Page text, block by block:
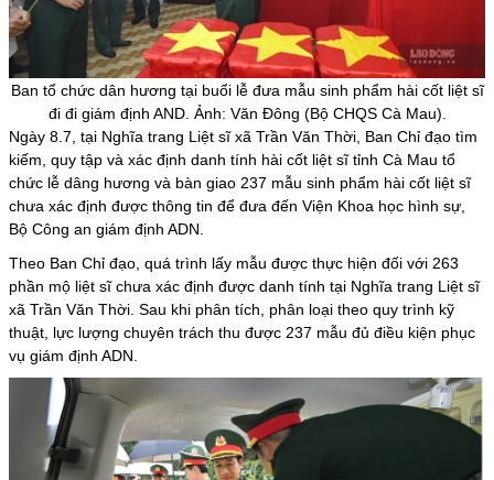
Ban tổ chức dân hương tại buổi lễ đưa mẫu sinh phẩm hài cốt liệt sĩ
đi đi giám định AND. Ảnh: Văn Đông (Bộ CHQS Cà Mau).
Ngày 8.7, tại Nghĩa trang Liệt sĩ xã Trần Văn Thời, Ban Chỉ đạo tìm
kiếm, quy tập và xác định danh tính hài cốt liệt sĩ tỉnh Cà Mau tổ
chức lễ dâng hương và bàn giao 237 mẫu sinh phẩm hài cốt liệt sĩ
chưa xác định được thông tin để đưa đến Viện Khoa học hình sự,
Bộ Công an giám định ADN.
Theo Ban Chỉ đạo, quá trình lấy mẫu được thực hiện đối với 263
phần mộ liệt sĩ chưa xác định được danh tính tại Nghĩa trang Liệt sĩ
xã Trần Văn Thời. Sau khi phân tích, phân loại theo quy trình kỹ
thuật, lực lượng chuyên trách thu được 237 mẫu đủ điều kiện phục
vụ giám định ADN.